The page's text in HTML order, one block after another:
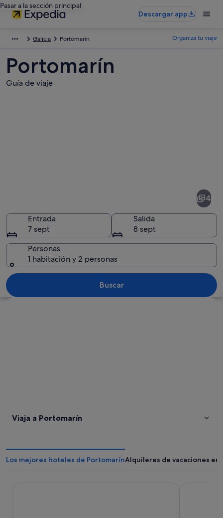
Pasar a la sección principal
Descargar app
Galicia Portomarín Organiza tu viaje
Portomarín
Guía de viaje
Un puente sobre un río tranquilo con
4
Entrada
7 sept
Salida
8 sept
Personas
1 habitación y 2 personas
Buscar
Viaja a Portomarín
Los mejores hoteles de PortomarínAlquileres de vacaciones en